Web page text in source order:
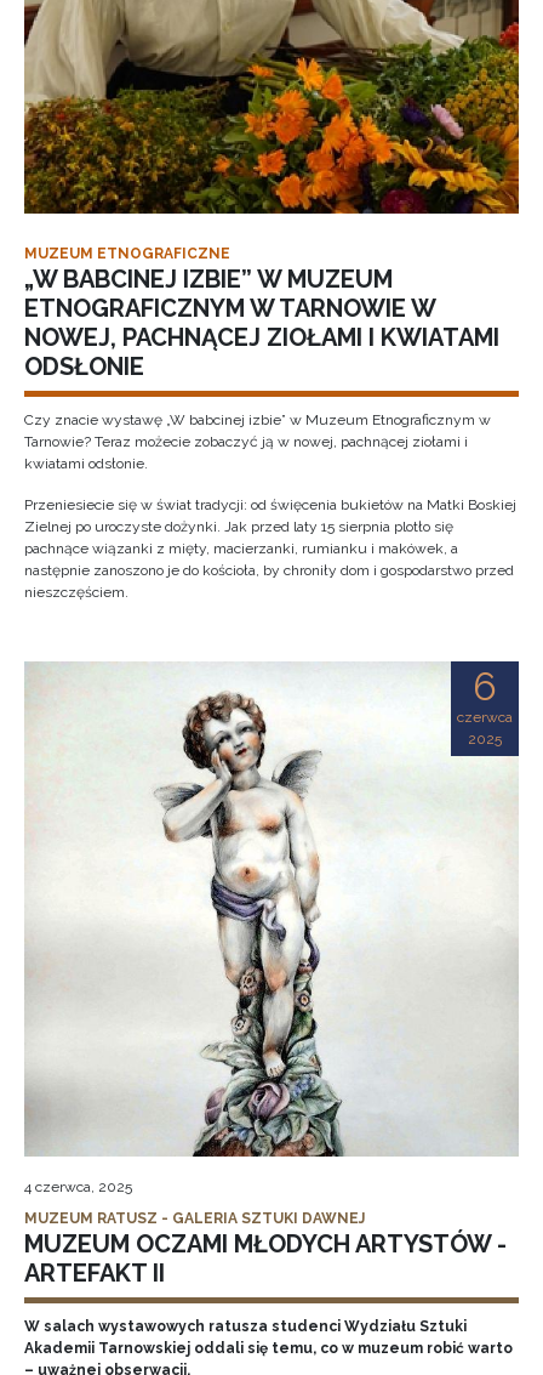
MUZEUM ETNOGRAFICZNE
„W BABCINEJ IZBIE” W MUZEUM
ETNOGRAFICZNYM W TARNOWIE W
NOWEJ, PACHNĄCEJ ZIOŁAMI I KWIATAMI
ODSŁONIE
Czy znacie wystawę „W babcinej izbie” w Muzeum Etnograficznym w
Tarnowie? Teraz możecie zobaczyć ją w nowej, pachnącej ziołami i
kwiatami odsłonie.
Przeniesiecie się w świat tradycji: od święcenia bukietów na Matki Boskiej
Zielnej po uroczyste dożynki. Jak przed laty 15 sierpnia plotło się
pachnące wiązanki z mięty, macierzanki, rumianku i makówek, a
następnie zanoszono je do kościoła, by chroniły dom i gospodarstwo przed
nieszczęściem.
6
czerwca
2025
4 czerwca, 2025
MUZEUM RATUSZ - GALERIA SZTUKI DAWNEJ
MUZEUM OCZAMI MŁODYCH ARTYSTÓW -
ARTEFAKT II
W salach wystawowych ratusza studenci Wydziału Sztuki
Akademii Tarnowskiej oddali się temu, co w muzeum robić warto
– uważnej obserwacji.